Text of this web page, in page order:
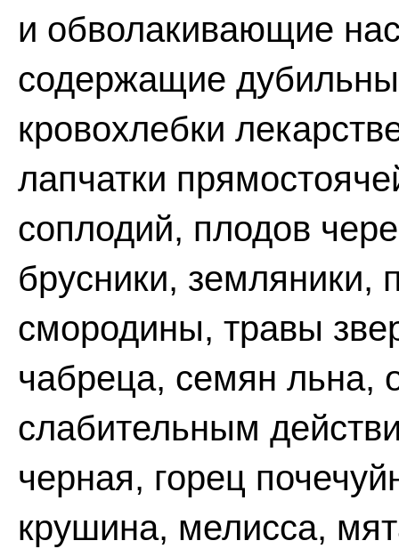
и обволакивающие
содержащие
кровохлебки
лапчатки
соплодий, плодов
брусники, земляники,
смородины, травы
чабреца, семян льна,
слабительным
черная, горец
крушина, мелисса,